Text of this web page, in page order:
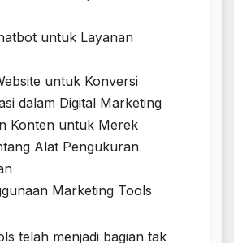
untuk Layanan
untuk Konversi
dalam Digital Marketing
Konten untuk Merek
Alat Pengukuran
Marketing Tools
telah menjadi bagian tak